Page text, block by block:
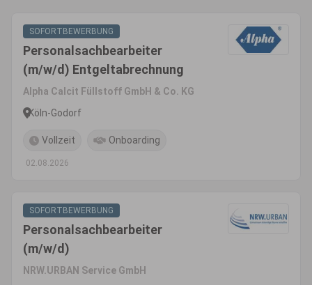
SOFORTBEWERBUNG
Personalsachbearbeiter
(m/w/d) Entgeltabrechnung
Alpha Calcit Füllstoff GmbH & Co. KG
Köln-Godorf
Vollzeit Onboarding
02.08.2026
SOFORTBEWERBUNG
Personalsachbearbeiter
(m/w/d)
NRW.URBAN Service GmbH